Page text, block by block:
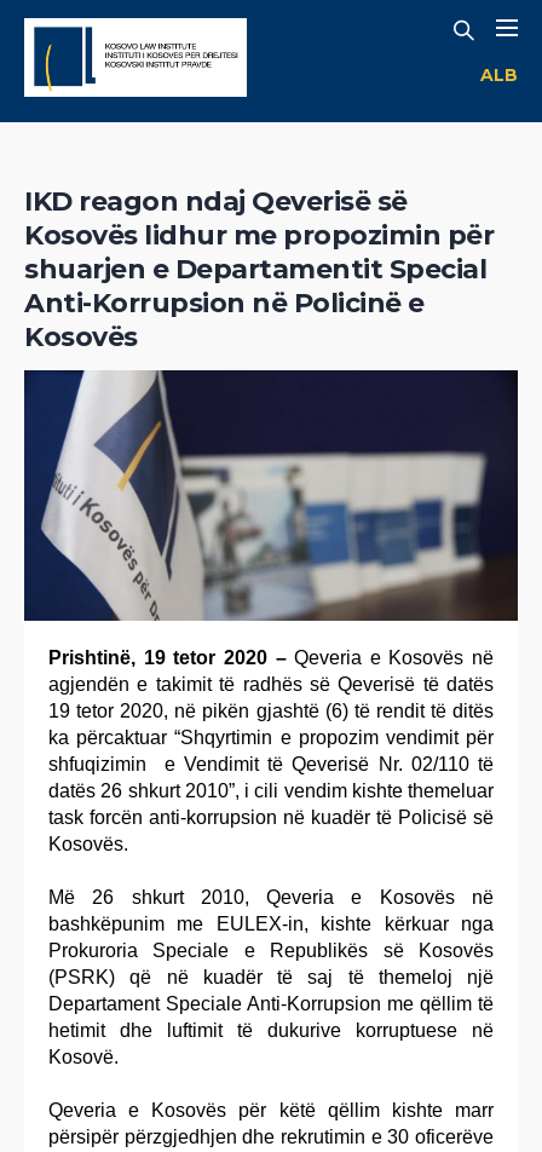
ALB
IKD reagon ndaj Qeverisë së
Kosovës lidhur me propozimin për
shuarjen e Departamentit Special
Anti-Korrupsion në Policinë e
Kosovës
Prishtinë, 19 tetor 2020 –Qeveria e Kosovës në
agjendën e takimit të radhës së Qeverisë të datës
19 tetor 2020, në pikën gjashtë (6) të rendit të ditës
ka përcaktuar “Shqyrtimin e propozim vendimit për
shfuqizimin e Vendimit të Qeverisë Nr. 02/110 të
datës 26 shkurt 2010”, i cili vendim kishte themeluar
task forcën anti-korrupsion në kuadër të Policisë së
Kosovës.
Më 26 shkurt 2010, Qeveria e Kosovës në
bashkëpunim me EULEX-in, kishte kërkuar nga
Prokuroria Speciale e Republikës së Kosovës
(PSRK) që në kuadër të saj të themeloj një
Departament Speciale Anti-Korrupsion me qëllim të
hetimit dhe luftimit të dukurive korruptuese në
Kosovë.
Qeveria e Kosovës për këtë qëllim kishte marr
përsipër përzgjedhjen dhe rekrutimin e 30 oficerëve